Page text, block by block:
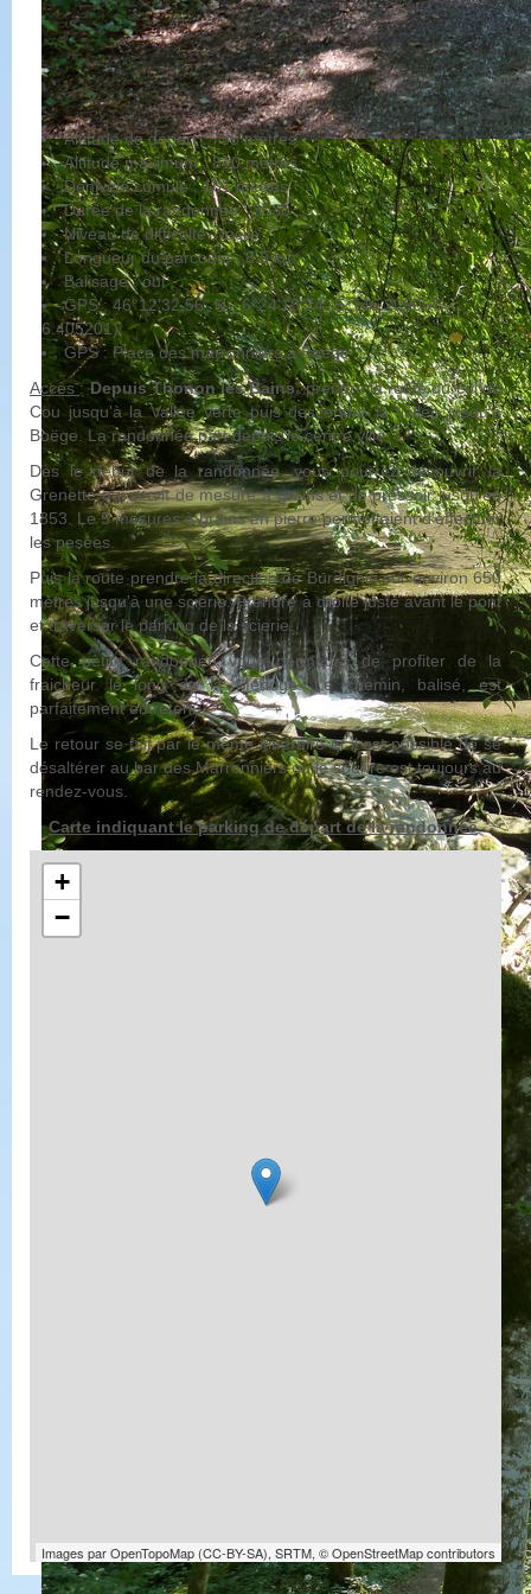
Altitude de départ : 735 mètres
Altitude maximum : 810 mètres
Dénivelé cumulé : 161 mètres
Durée de la randonnée : 3h30
Niveau de difficulté : facile
Longueur du parcours : 8.5 km
Balisage : oui
GPS : 46°12'32.56" N - 6°24'18.74" E (46.209057 -
6.405201)
GPS : Place des marronniers à Boëge
Accès:Depuis Thonon les Bains, prendre la route du col du
Cou jusqu'à la Vallée Verte puis descendre la vallée jusqu'à
Boëge. La randonnée part depuis le centre ville.
Dès le début de la randonnée, vous pourrez découvrir la
Grenette qui servit de mesure à grains et de pressoir jusqu'en
1853. Le 5 mesures à grains en pierre permettaient d'effectuer
les pesées.
Puis la route prendre la direction de Burdignin sur environ 650
mètres jusqu'à une scierie. Prendre à droite juste avant le pont
et traverser le parking de la scierie.
Cette petite randonnée vous permettra de profiter de la
fraicheur le long de la Ménoge. Le chemin, balisé, est
parfaitement entretenu.
Le retour se fait par le même itinéraire et il est possible de se
désaltérer au bar des Marronniers où le sourire est toujours au
rendez-vous.
Carte indiquant le parking de départ de la randonnée
+
−
Images parOpenTopoMap (CC-BY-SA), SRTM, © OpenStreetMap contributors